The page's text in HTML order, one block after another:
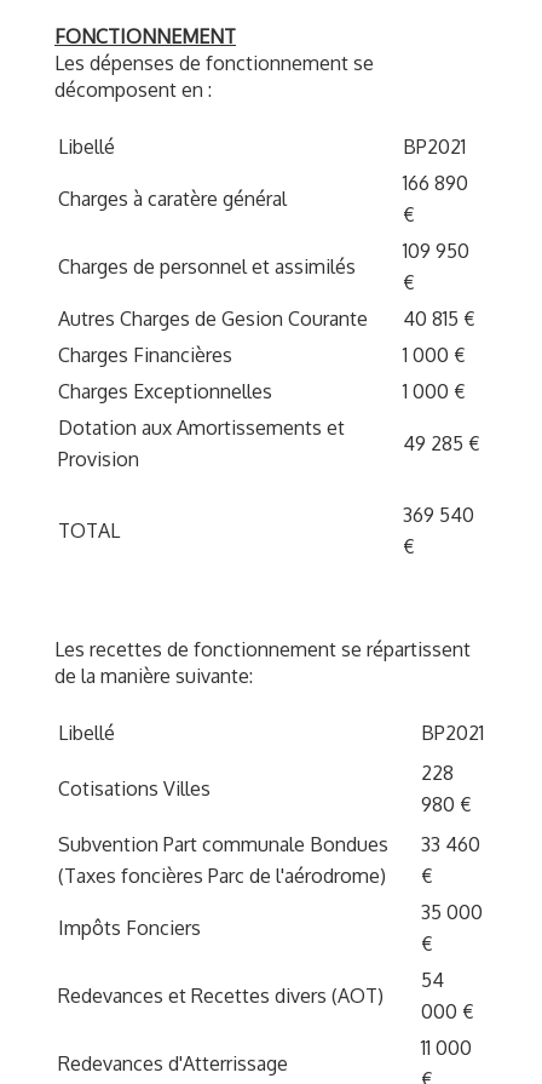
FONCTIONNEMENT
Les dépenses de fonctionnement se
décomposent en :
Libellé BP2021
Charges à caratère général
166 890
€
Charges de personnel et assimilés
109 950
€
Autres Charges de Gesion Courante
40 815 €
Charges Financières
1 000 €
Charges Exceptionnelles
1 000 €
Dotation aux Amortissements et
Provision
49 285 €
TOTAL
369 540
€
Les recettes de fonctionnement se répartissent
de la manière suivante:
Libellé BP2021
Cotisations Villes
228
980 €
Subvention Part communale Bondues
(Taxes foncières Parc de l'aérodrome)
33 460
€
Impôts Fonciers
35 000
€
Redevances et Recettes divers (AOT)
54
000 €
Redevances d'Atterrissage
11 000